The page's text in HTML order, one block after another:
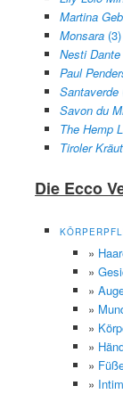
Martina
Monsara (3)
Nesti Dante
Paul
Santaverde
Savon du
The Hemp
Tiroler
Die Ecco
»
»
»
»
»
»
»
»